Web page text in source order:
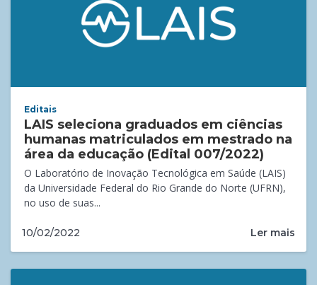
Editais
LAIS seleciona graduados em ciências
humanas matriculados em mestrado na
área da educação (Edital 007/2022)
O Laboratório de Inovação Tecnológica em Saúde (LAIS)
da Universidade Federal do Rio Grande do Norte (UFRN),
no uso de suas...
10/02/2022 Ler mais